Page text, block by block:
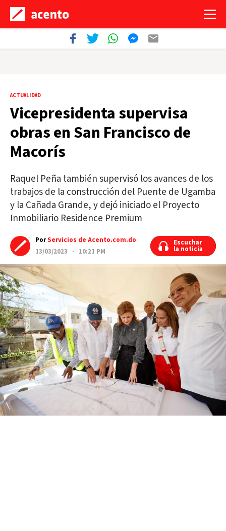
ACTUALIDAD
Vicepresidenta supervisa
obras en San Francisco de
Macorís
Raquel Peña también supervisó los avances de los
trabajos de la construcción del Puente de Ugamba
y la Cañada Grande, y dejó iniciado el Proyecto
Inmobiliario Residence Premium
PorServicios de Acento.com.do
13/03/2023 · 10:21 PM
Escuchar
la noticia
Escuchar
la noticia